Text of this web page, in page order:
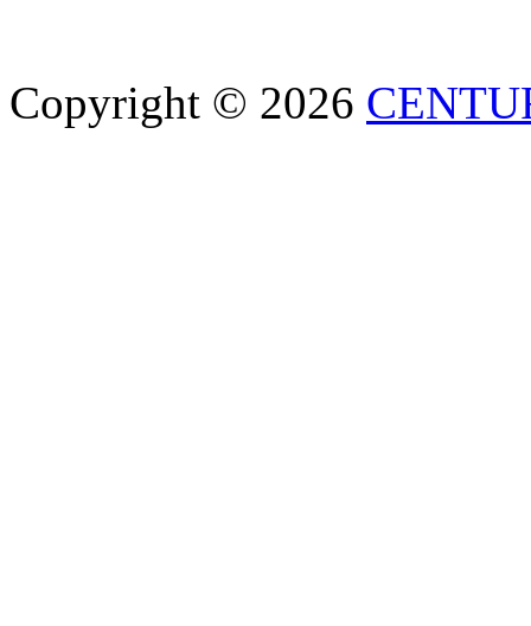
Copyright © 2026